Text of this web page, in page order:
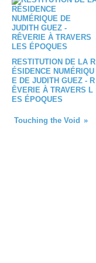
RESTITUTION DE LA R
ÉSIDENCE NUMÉRIQU
E DE JUDITH GUEZ - R
ÊVERIE À TRAVERS L
ES ÉPOQUES
Touching the Void